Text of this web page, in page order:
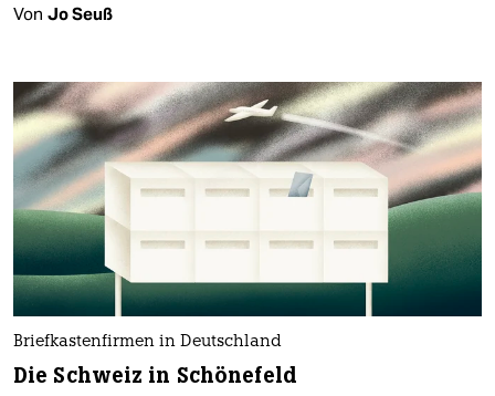
Von Jo Seuß
Briefkastenfirmen in Deutschland
Die Schweiz in Schönefeld